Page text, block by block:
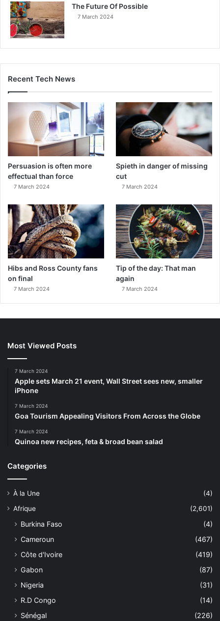
The Future Of Possible
7 March 2024
Recent Tech News
Persuasion is often more
effectual than force
7 March 2024
Spieth in danger of missing
cut
7 March 2024
Hibs and Ross County fans
on final
7 March 2024
Tip of the day: That man
again
7 March 2024
Most Viewed Posts
7 March 2024
Apple sets March 21 event, Wall Street sees new, smaller
iPhone
7 March 2024
Goa Tourism Appealing Visitors From Across the Globe
7 March 2024
Quinoa new recipes, feta & broad bean salad
Categories
À la Une
(4)
Afrique
(2,601)
Burkina Faso
(4)
Cameroun
(467)
Côte d'Ivoire
(419)
Gabon
(87)
Nigeria
(31)
R.D Congo
(14)
Sénégal
(226)